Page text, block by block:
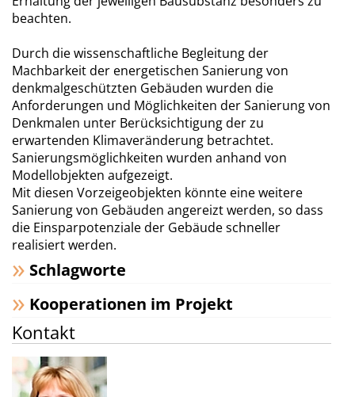
beachten.
Durch die wissenschaftliche Begleitung der
Machbarkeit der energetischen Sanierung von
denkmalgeschützten Gebäuden wurden die
Anforderungen und Möglichkeiten der Sanierung von
Denkmalen unter Berücksichtigung der zu
erwartenden Klimaveränderung betrachtet.
Sanierungsmöglichkeiten wurden anhand von
Modellobjekten aufgezeigt.
Mit diesen Vorzeigeobjekten könnte eine weitere
Sanierung von Gebäuden angereizt werden, so dass
die Einsparpotenziale der Gebäude schneller
realisiert werden.
Schlagworte
Kooperationen im Projekt
Kontakt